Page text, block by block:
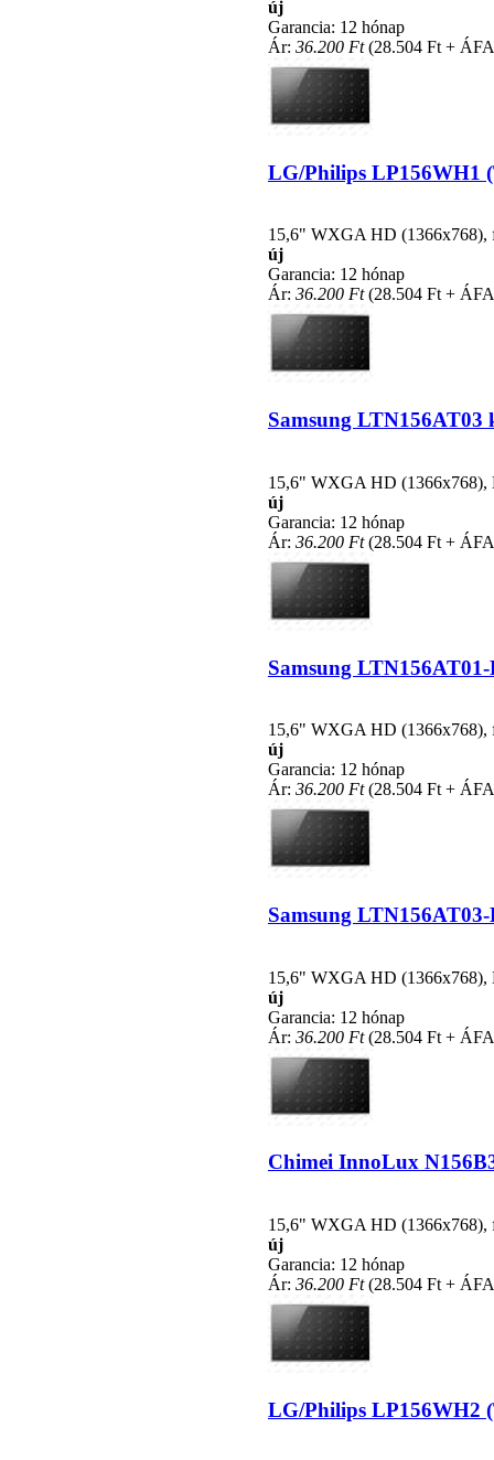
új
Garancia: 12 hónap
Ár: 36.200 Ft(28.504 Ft +
LG/Philips LP156WH1
15,6" WXGA HD (1366x768),
új
Garancia: 12 hónap
Ár: 36.200 Ft(28.504 Ft +
Samsung LTN156AT03
15,6" WXGA HD (1366x768),
új
Garancia: 12 hónap
Ár: 36.200 Ft(28.504 Ft +
Samsung
15,6" WXGA HD (1366x768),
új
Garancia: 12 hónap
Ár: 36.200 Ft(28.504 Ft +
Samsung
15,6" WXGA HD (1366x768),
új
Garancia: 12 hónap
Ár: 36.200 Ft(28.504 Ft +
Chimei InnoLux
15,6" WXGA HD (1366x768),
új
Garancia: 12 hónap
Ár: 36.200 Ft(28.504 Ft +
LG/Philips LP156WH2